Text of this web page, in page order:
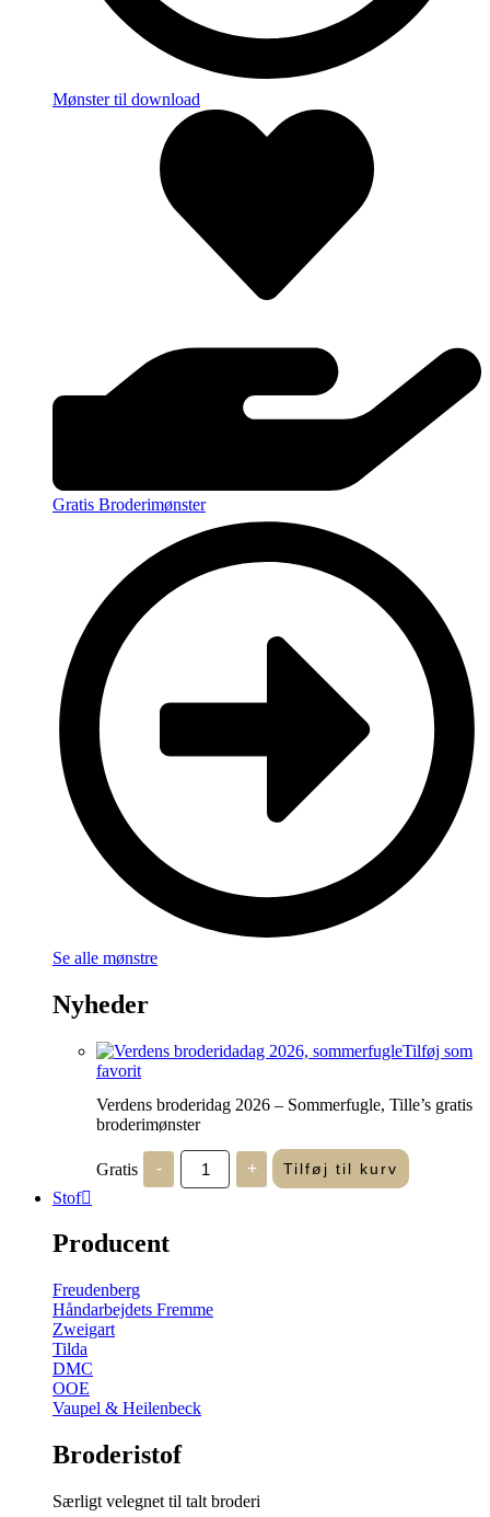
Mønster til download
Gratis Broderimønster
Se alle mønstre
Nyheder
Tilføj som
favorit
Verdens broderidag 2026 – Sommerfugle, Tille’s gratis
broderimønster
Gratis -
Verdens
broderidag
2026
+ Tilføj til kurv
Stof
Producent
Freudenberg
Håndarbejdets Fremme
Zweigart
Tilda
DMC
OOE
Vaupel & Heilenbeck
Broderistof
Særligt velegnet til talt broderi